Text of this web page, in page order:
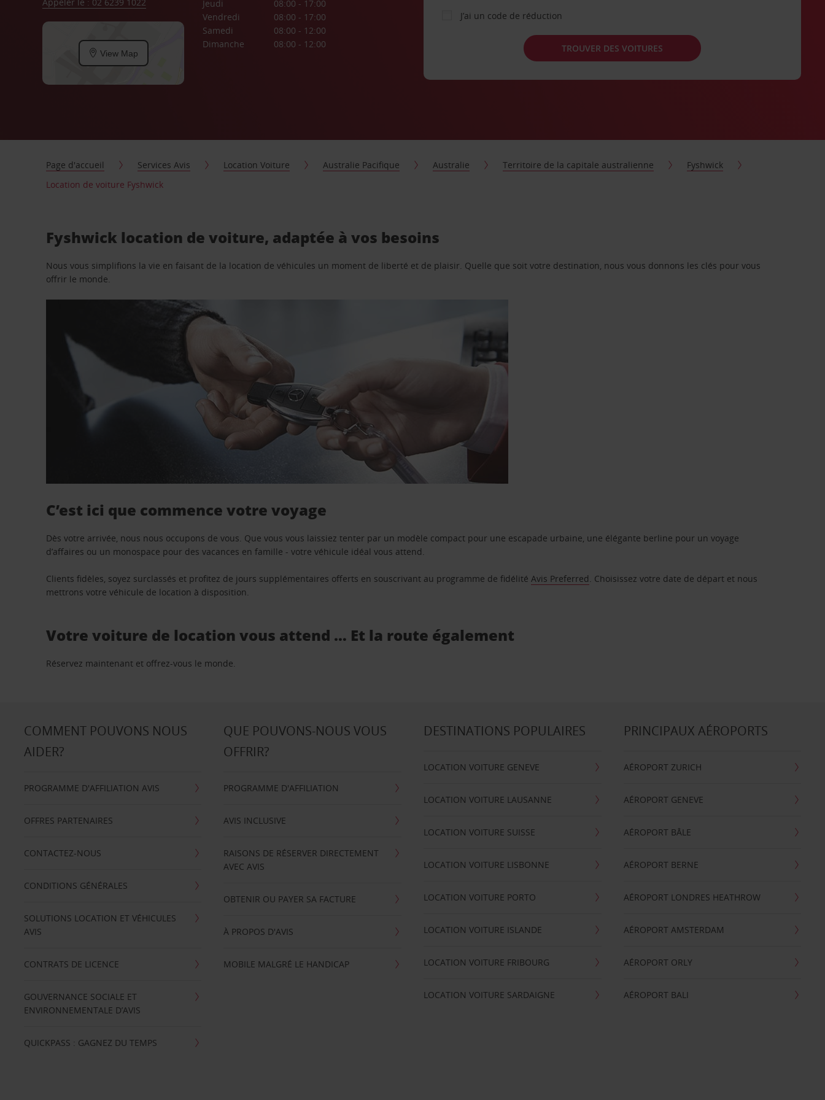
View Map
Jeudi
08:00 - 17:00
Vendredi
08:00 - 17:00
Samedi
08:00 - 12:00
Dimanche
08:00 - 12:00
J’ai un code de réduction
TROUVER DES VOITURES
Page d'accueil Services Avis Location Voiture Australie Pacifique Australie Territoire de la capitale australienne
Fyshwick
Location de voiture Fyshwick
Fyshwick location de voiture, adaptée à vos besoins
Nous vous simplifions la vie en faisant de la location de véhicules un moment de liberté et de plaisir. Quelle que soit votre destination, nous vous donnons les clés pour vous
offrir le monde.
C’est ici que commence votre voyage
Dès votre arrivée, nous nous occupons de vous. Que vous vous laissiez tenter par un modèle compact pour une escapade urbaine, une élégante berline pour un voyage
d’affaires ou un monospace pour des vacances en famille - votre véhicule idéal vous attend.
Clients fidèles, soyez surclassés et profitez de jours supplémentaires offerts en souscrivant au programme de fidélitéAvis Preferred. Choisissez votre date de départ et nous
mettrons votre véhicule de location à disposition.
Votre voiture de location vous attend … Et la route également
Réservez maintenant et offrez-vous le monde.
COMMENT POUVONS NOUS
AIDER?
PROGRAMME D'AFFILIATION AVIS
OFFRES PARTENAIRES
CONTACTEZ-NOUS
CONDITIONS GÉNÉRALES
SOLUTIONS LOCATION ET VÉHICULES
AVIS
CONTRATS DE LICENCE
GOUVERNANCE SOCIALE ET
ENVIRONNEMENTALE D’AVIS
QUICKPASS : GAGNEZ DU TEMPS
QUE POUVONS-NOUS VOUS
OFFRIR?
PROGRAMME D'AFFILIATION
AVIS INCLUSIVE
RAISONS DE RÉSERVER DIRECTEMENT
AVEC AVIS
OBTENIR OU PAYER SA FACTURE
À PROPOS D'AVIS
MOBILE MALGRÉ LE HANDICAP
DESTINATIONS POPULAIRES
LOCATION VOITURE GENEVE
LOCATION VOITURE LAUSANNE
LOCATION VOITURE SUISSE
LOCATION VOITURE LISBONNE
LOCATION VOITURE PORTO
LOCATION VOITURE ISLANDE
LOCATION VOITURE FRIBOURG
LOCATION VOITURE SARDAIGNE
PRINCIPAUX AÉROPORTS
AÉROPORT ZURICH
AÉROPORT GENEVE
AÉROPORT BÂLE
AÉROPORT BERNE
AÉROPORT LONDRES HEATHROW
AÉROPORT AMSTERDAM
AÉROPORT ORLY
AÉROPORT BALI